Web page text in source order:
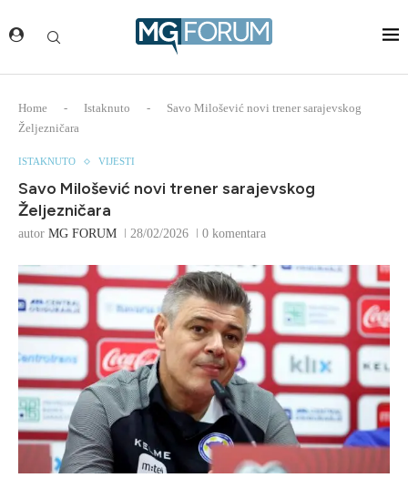
Home - Istaknuto -
Savo Milošević novi trener sarajevskog
Željezničara
ISTAKNUTO VIJESTI
Savo Milošević novi trener sarajevskog
Željezničara
autor MG FORUM 28/02/2026 0 komentara